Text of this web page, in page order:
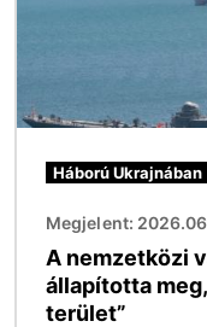
Háború Ukrajnában
Megjelent:
A nemzetközi
állapította
terület”